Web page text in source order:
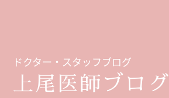
ドクター・スタッフブログ
上尾医師ブログ